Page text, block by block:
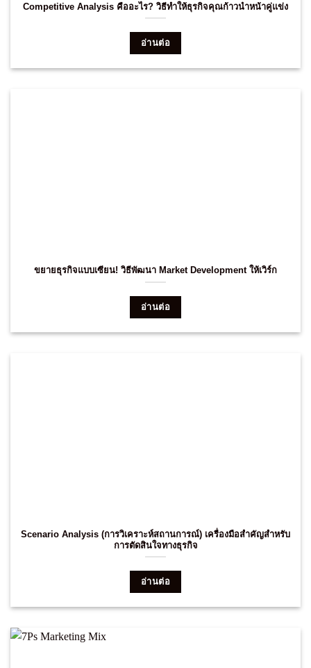
Competitive Analysis คืออะไร? วิธีทำให้ธุรกิจคุณก้าวนำหน้าคู่แข่ง
อ่านต่อ
ขยายธุรกิจแบบเซียน! วิธีพัฒนา Market Development ให้เวิร์ก
อ่านต่อ
Scenario Analysis (การวิเคราะห์สถานการณ์) เครื่องมือสำคัญสำหรับ
การตัดสินใจทางธุรกิจ
อ่านต่อ